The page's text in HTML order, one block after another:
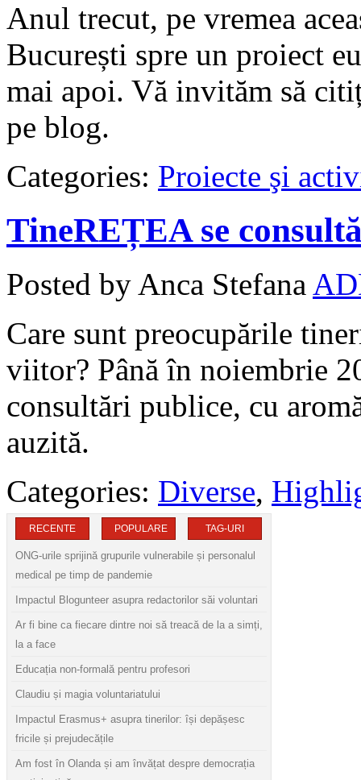
Anul trecut, pe vremea
București spre un proiect
mai apoi. Vă invităm să
pe blog.
Categories: Proiecte şi
TineREȚEA se
Posted by Anca Stefana
Care sunt preocupările
viitor? Până în noiembrie
consultări publice, cu
auzită.
Categories: Diverse,
RECENTE POPULARE TAG-URI
ONG-urile sprijină grupurile vulnerabile și personalul
medical pe timp de pandemie
Impactul Blogunteer asupra redactorilor săi voluntari
Ar fi bine ca fiecare dintre noi să treacă de la a simți,
la a face
Educația non-formală pentru profesori
Claudiu și magia voluntariatului
Impactul Erasmus+ asupra tinerilor: își depășesc
fricile și prejudecățile
Am fost în Olanda și am învățat despre democrația